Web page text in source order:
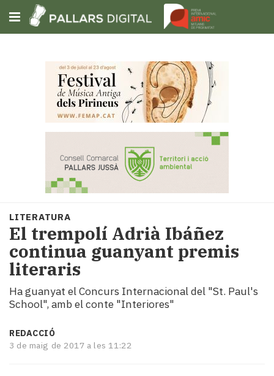
Subscriu-t'hi
Portada
Societat
Política
i
municipis
Economia
turisme
Cultura
Esports
Mai
LITERATURA
El trempolí Adrià Ibáñez
continua guanyant premis
literaris
Ha guanyat el Concurs Internacional del "St. Paul's
School", amb el conte "Interiores"
REDACCIÓ
3 de maig de 2017 a les 11:22